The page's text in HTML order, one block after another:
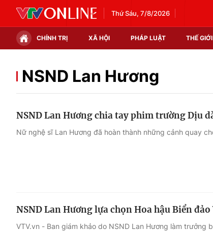
Thứ Sáu, 7/8/2026
CHÍNH TRỊ XÃ HỘI PHÁP LUẬT THẾ GIỚI
Chính trị
NSND Lan Hương
NSND Lan Hương chia tay phim trường Dịu
Nữ nghệ sĩ Lan Hương đã hoàn thành những cảnh quay
NSND Lan Hương lựa chọn Hoa hậu Biển
VTV.vn - Ban giám khảo do NSND Lan Hương làm trưởng